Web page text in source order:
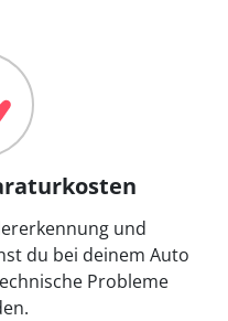
und
du bei deinem Auto
Probleme